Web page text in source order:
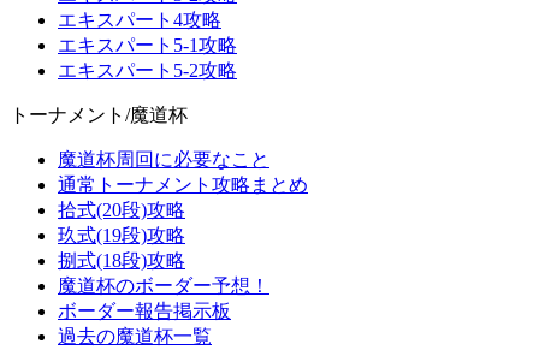
エキスパート4攻略
エキスパート5-1攻略
エキスパート5-2攻略
トーナメント/魔道杯
魔道杯周回に必要なこと
通常トーナメント攻略まとめ
拾式(20段)攻略
玖式(19段)攻略
捌式(18段)攻略
魔道杯のボーダー予想！
ボーダー報告掲示板
過去の魔道杯一覧